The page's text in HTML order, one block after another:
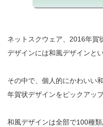
ネットスクウェア、2016年賀
デザインには和風デザインと
その中で、個人的にかわいい
年賀状デザインをピックアッ
和風デザインは全部で100種